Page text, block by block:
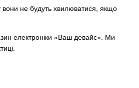
не будуть хвилюватися, якщо
електроніки «Ваш девайс». Ми